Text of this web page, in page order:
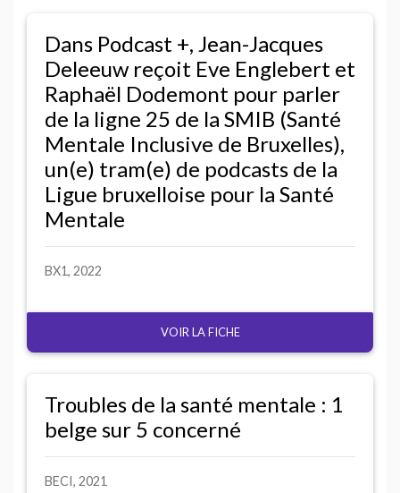
Dans Podcast +, Jean-Jacques
Deleeuw reçoit Eve Englebert et
Raphaël Dodemont pour parler
de la ligne 25 de la SMIB (Santé
Mentale Inclusive de Bruxelles),
un(e) tram(e) de podcasts de la
Ligue bruxelloise pour la Santé
Mentale
BX1, 2022
VOIR LA FICHE
Troubles de la santé mentale : 1
belge sur 5 concerné
BECI, 2021